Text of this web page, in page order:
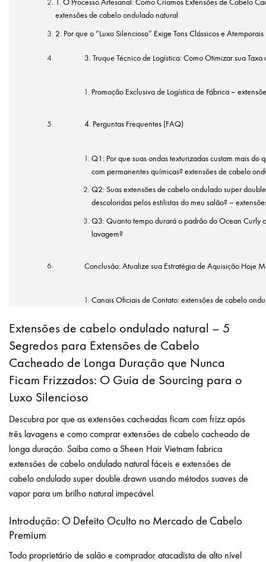
extensões de cabelo ondulado natural
2. Por que o “Luxo Silencioso” Exige Tons Clássicos e Atemporais
3. Truque Técnico de Logística: Como Otimizar sua Taxa
Promoção Exclusiva de Logística de Fábrica –
4. Perguntas Frequentes (FAQ)
Q1: Por que suas ondas texturizadas custam mais do
com permanentes químicas? extensões de cabelo
Q2: Suas extensões de cabelo ondulado super
descoloridas pelos estilistas do meu salão? –
Q3: Quanto tempo durará o padrão do Ocean Curly
lavagem?
Conclusão: Atualize sua Estratégia de Aquisição Hoje
Canais Oficiais de Contato: extensões de cabelo
Extensões de cabelo ondulado natural – 5
Segredos para Extensões de Cabelo
Cacheado de Longa Duração que Nunca
Ficam Frizzados: O Guia de Sourcing para o
Luxo Silencioso
Descubra por que as extensões cacheadas ficam com frizz após
três lavagens e como comprar extensões de cabelo cacheado de
longa duração. Saiba como a Sheen Hair Vietnam fabrica
extensões de cabelo ondulado natural fáceis e extensões de
cabelo ondulado super double drawn usando métodos suaves de
vapor para um brilho natural impecável.
Introdução: O Defeito Oculto no Mercado de Cabelo
Premium
Todo proprietário de salão e comprador atacadista de alto nível